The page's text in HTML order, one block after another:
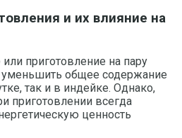
и их влияние на
приготовление на пару
уменьшить общее содержание
так и в индейке. Однако,
приготовлении всегда
ценность